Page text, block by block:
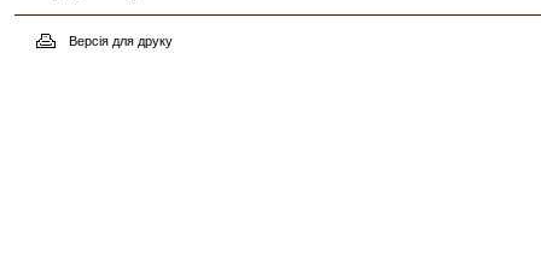
Версія для друку